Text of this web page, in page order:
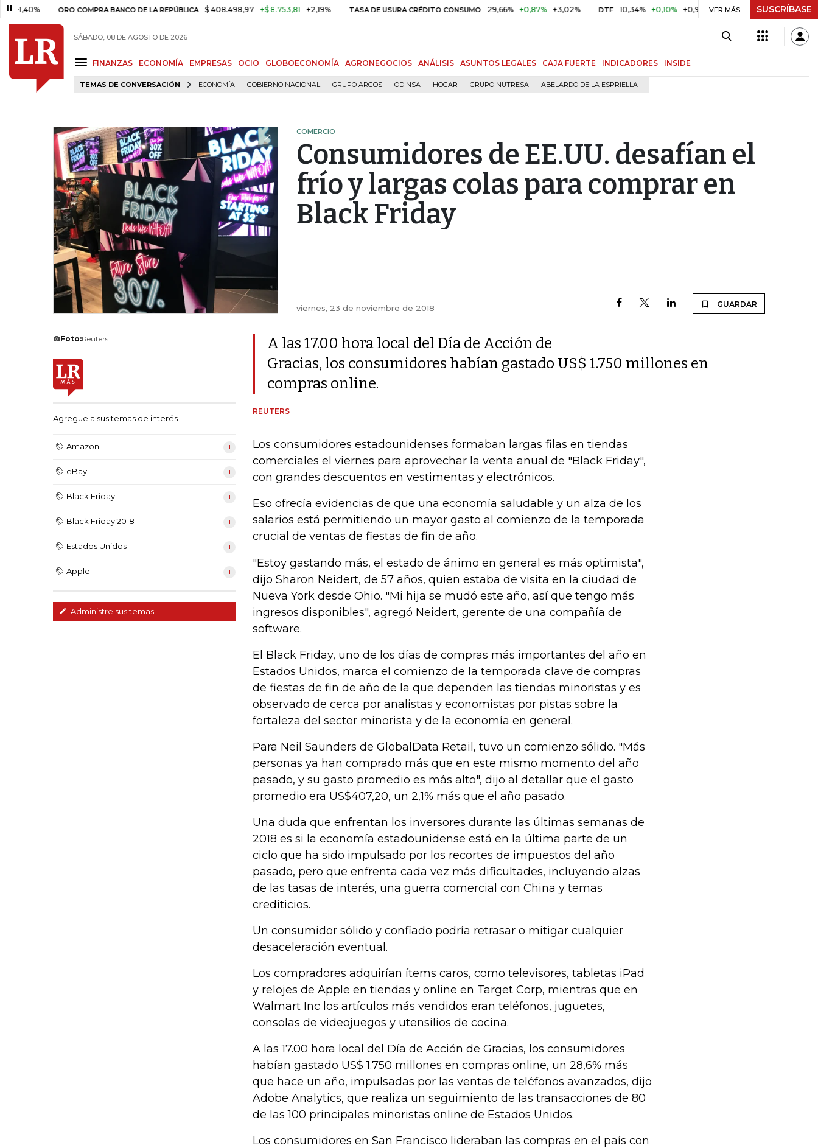
ORO COMPRA BANCO DE LA REPÚBLICA $ 408.498,97 +$ 8.753,81 +2,19% TASA DE USURA CRÉDITO CONSUMO 29,66% +0,87% +3,02% DTF 10,34% +0,10% +0,98% UVR $ 416,96 +$ 0,05 +0,01%
VER MÁS SUSCRÍBASE
SÁBADO, 08 DE AGOSTO DE 2026
FINANZAS ECONOMÍA EMPRESAS OCIO GLOBOECONOMÍA AGRONEGOCIOS ANÁLISIS ASUNTOS LEGALES CAJA FUERTE INDICADORES INSIDE
TEMAS DE CONVERSACIÓN ECONOMÍA GOBIERNO NACIONAL GRUPO ARGOS ODINSA HOGAR GRUPO NUTRESA ABELARDO DE LA ESPRIELLA
COMERCIO
Consumidores de EE.UU. desafían el
frío y largas colas para comprar en
Black Friday
viernes, 23 de noviembre de 2018 GUARDAR
Foto:Reuters
Agregue a sus temas de interés
Amazon
eBay
Black Friday
Black Friday 2018
Estados Unidos
Apple
Administre sus temas
A las 17.00 hora local del Día de Acción de
Gracias, los consumidores habían gastado US$ 1.750 millones en
compras online.
REUTERS
Los consumidores estadounidenses formaban largas filas en tiendas
comerciales el viernes para aprovechar la venta anual de "Black Friday",
con grandes descuentos en vestimentas y electrónicos.
Eso ofrecía evidencias de que una economía saludable y un alza de los
salarios está permitiendo un mayor gasto al comienzo de la temporada
crucial de ventas de fiestas de fin de año.
"Estoy gastando más, el estado de ánimo en general es más optimista",
dijo Sharon Neidert, de 57 años, quien estaba de visita en la ciudad de
Nueva York desde Ohio. "Mi hija se mudó este año, así que tengo más
ingresos disponibles", agregó Neidert, gerente de una compañía de
software.
El Black Friday, uno de los días de compras más importantes del año en
Estados Unidos, marca el comienzo de la temporada clave de compras
de fiestas de fin de año de la que dependen las tiendas minoristas y es
observado de cerca por analistas y economistas por pistas sobre la
fortaleza del sector minorista y de la economía en general.
Para Neil Saunders de GlobalData Retail, tuvo un comienzo sólido. "Más
personas ya han comprado más que en este mismo momento del año
pasado, y su gasto promedio es más alto", dijo al detallar que el gasto
promedio era US$407,20, un 2,1% más que el año pasado.
Una duda que enfrentan los inversores durante las últimas semanas de
2018 es si la economía estadounidense está en la última parte de un
ciclo que ha sido impulsado por los recortes de impuestos del año
pasado, pero que enfrenta cada vez más dificultades, incluyendo alzas
de las tasas de interés, una guerra comercial con China y temas
crediticios.
Un consumidor sólido y confiado podría retrasar o mitigar cualquier
desaceleración eventual.
Los compradores adquirían ítems caros, como televisores, tabletas iPad
y relojes de Apple en tiendas y online en Target Corp, mientras que en
Walmart Inc los artículos más vendidos eran teléfonos, juguetes,
consolas de videojuegos y utensilios de cocina.
A las 17.00 hora local del Día de Acción de Gracias, los consumidores
habían gastado US$ 1.750 millones en compras online, un 28,6% más
que hace un año, impulsadas por las ventas de teléfonos avanzados, dijo
Adobe Analytics, que realiza un seguimiento de las transacciones de 80
de las 100 principales minoristas online de Estados Unidos.
Los consumidores en San Francisco lideraban las compras en el país con